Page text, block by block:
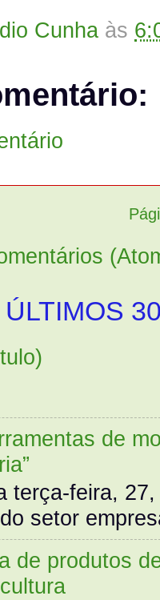
Cunha às
de
terça-feira,
setor
de produtos